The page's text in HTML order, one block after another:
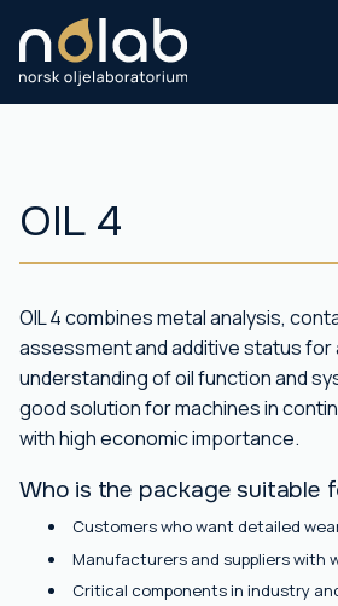
OIL 4
OIL 4 combines metal analysis,
assessment and additive status for
understanding of oil function and
good solution for machines in
with high economic importance.
Who is the package suitable
Customers who want detailed
Manufacturers and suppliers with
Critical components in industry